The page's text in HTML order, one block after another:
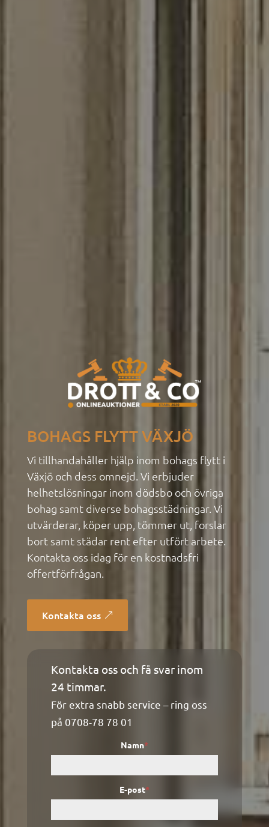
BOHAGS FLYTT VÄXJÖ
Vi tillhandahåller hjälp inom bohags flytt i
Växjö och dess omnejd. Vi erbjuder
helhetslösningar inom dödsbo och övriga
bohag samt diverse bohagsstädningar. Vi
utvärderar, köper upp, tömmer ut, forslar
bort samt städar rent efter utfört arbete.
Kontakta oss idag för en kostnadsfri
offertförfrågan.
Kontakta oss
Kontaktformulär
Kontakta oss och få svar inom
24 timmar.
För extra snabb service – ring oss
på 0708-78 78 01
Namn*
E-post*